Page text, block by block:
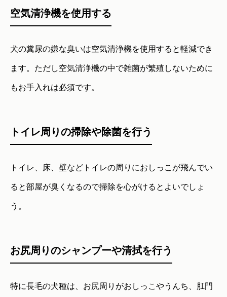
空気清浄機を使用する
犬の糞尿の嫌な臭いは空気清浄機を使用すると軽減でき
ます。ただし空気清浄機の中で雑菌が繁殖しないために
もお手入れは必須です。
トイレ周りの掃除や除菌を行う
トイレ、床、壁などトイレの周りにおしっこが飛んでい
ると部屋が臭くなるので掃除を心がけるとよいでしょ
う。
お尻周りのシャンプーや清拭を行う
特に長毛の犬種は、お尻周りがおしっこやうんち、肛門